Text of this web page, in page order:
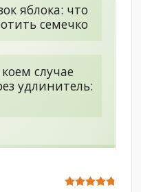
яблока: что
семечко
случае
удлинитель: